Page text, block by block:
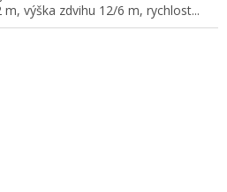
výška zdvihu 12/6 m, rychlost...